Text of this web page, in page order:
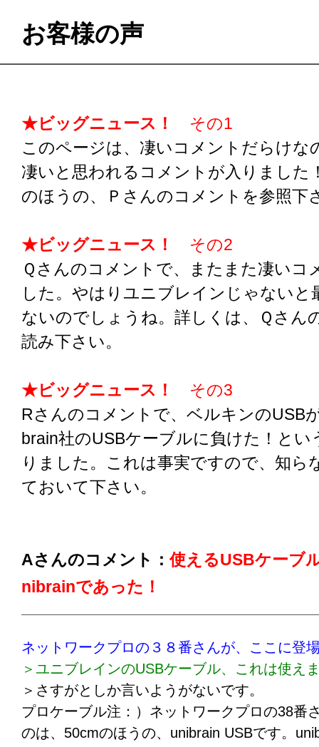
お客様の声
★ビッグニュース！
その1
このページは、凄いコメントだらけな
凄いと思われるコメントが入りました
のほうの、Ｐさんのコメントを参照下
★ビッグニュース！
その2
Ｑさんのコメントで、またまた凄いコ
した。やはりユニブレインじゃないと
ないのでしょうね。詳しくは、Ｑさん
読み下さい。
★ビッグニュース！
その3
Rさんのコメントで、ベルキンのUSB
brain社のUSBケーブルに負けた！とい
りました。これは事実ですので、知ら
ておいて下さい。
Aさんのコメント：使えるUSBケーブ
nibrainであった！
ネットワークプロの３８番さんが、ここに登
＞ユニブレインのUSBケーブル、これは使え
＞さすがとしか言いようがないです。
プロケーブル注：）ネットワークプロの38番
のは、50cmのほうの、unibrain USBです。